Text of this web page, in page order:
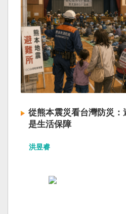
從熊本震災看台灣防災
是生活保障
洪昱睿